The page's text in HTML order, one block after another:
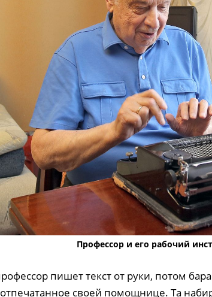
Профессор и его рабочий
пишет текст от руки, потом
своей помощнице. Та